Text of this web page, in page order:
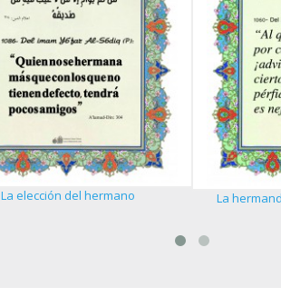
La elección del hermano La